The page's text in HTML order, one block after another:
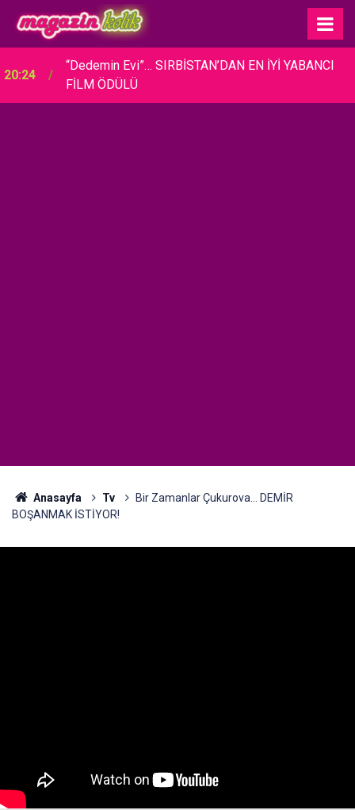
20:24
“Dedemin Evi”… SIRBİSTAN’DAN EN İYİ YABANCI
FİLM ÖDÜLÜ
Anasayfa Tv
Bir Zamanlar Çukurova... DEMİR
BOŞANMAK İSTİYOR!